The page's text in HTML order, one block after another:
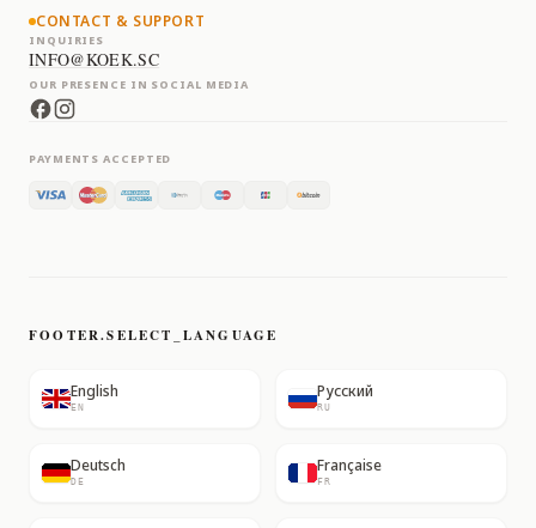
CONTACT & SUPPORT
INQUIRIES
INFO@KOEK.SC
OUR PRESENCE IN SOCIAL MEDIA
PAYMENTS ACCEPTED
FOOTER.SELECT_LANGUAGE
English
EN
Русский
RU
Deutsch
DE
Française
FR